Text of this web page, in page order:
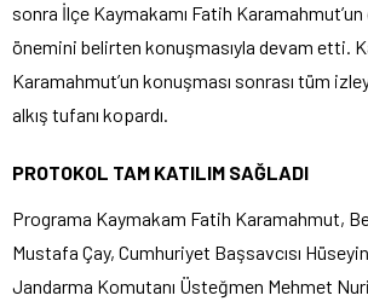
sonra İlçe Kaymakamı Fatih
önemini belirten konuşmasıyla devam etti.
Karamahmut’un konuşması sonrası tüm
alkış tufanı kopardı.
PROTOKOL TAM KATILIM SAĞLADI
Programa Kaymakam Fatih Karamahmut,
Mustafa Çay, Cumhuriyet Başsavcısı
Jandarma Komutanı Üsteğmen Mehmet